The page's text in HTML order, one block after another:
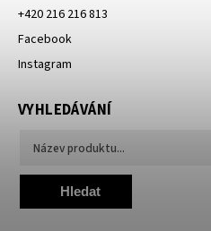
+420 216 216 813
Facebook
Instagram
VYHLEDÁVÁNÍ
Hledat